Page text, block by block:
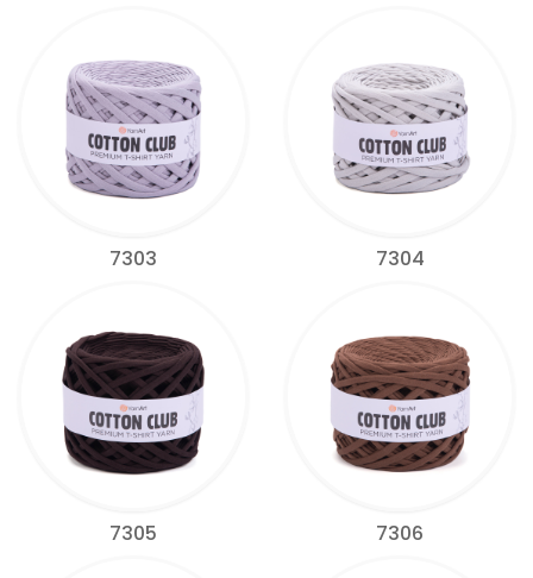
7303 7304
7305 7306